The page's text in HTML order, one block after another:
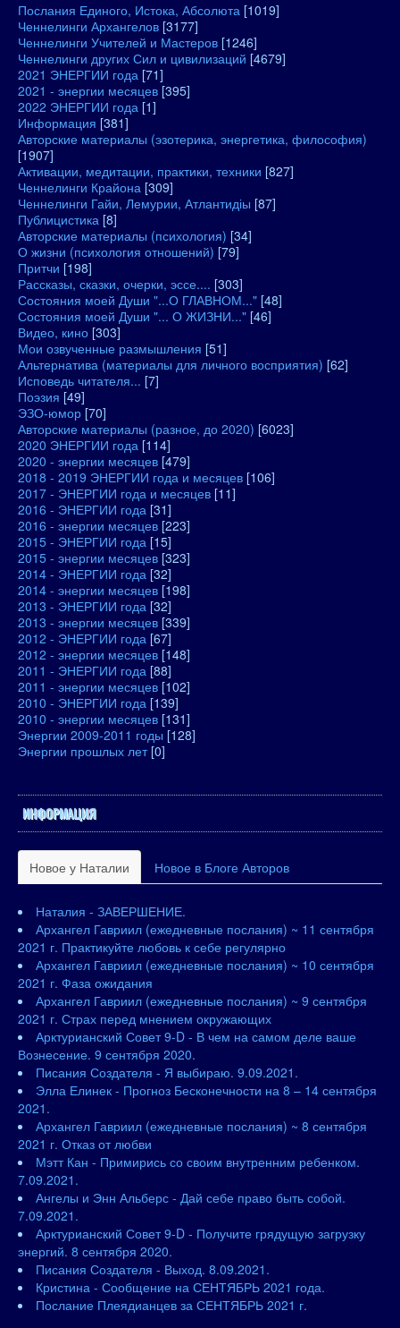
Послания Единого, Истока, Абсолюта [1019]
Ченнелинги Архангелов [3177]
Ченнелинги Учителей и Мастеров [1246]
Ченнелинги других Сил и цивилизаций [4679]
2021 ЭНЕРГИИ года [71]
2021 - энергии месяцев [395]
2022 ЭНЕРГИИ года [1]
Информация [381]
Авторские материалы (эзотерика, энергетика, философия)
[1907]
Активации, медитации, практики, техники [827]
Ченнелинги Крайона [309]
Ченнелинги Гайи, Лемурии, Атлантидіы [87]
Публицистика [8]
Авторские материалы (психология) [34]
О жизни (психология отношений) [79]
Притчи [198]
Рассказы, сказки, очерки, эссе.... [303]
Состояния моей Души "...О ГЛАВНОМ..." [48]
Состояния моей Души "... О ЖИЗНИ..." [46]
Видео, кино [303]
Мои озвученные размышления [51]
Альтернатива (материалы для личного восприятия) [62]
Исповедь читателя... [7]
Поэзия [49]
ЭЗО-юмор [70]
Авторские материалы (разное, до 2020) [6023]
2020 ЭНЕРГИИ года [114]
2020 - энергии месяцев [479]
2018 - 2019 ЭНЕРГИИ года и месяцев [106]
2017 - ЭНЕРГИИ года и месяцев [11]
2016 - ЭНЕРГИИ года [31]
2016 - энергии месяцев [223]
2015 - ЭНЕРГИИ года [15]
2015 - энергии месяцев [323]
2014 - ЭНЕРГИИ года [32]
2014 - энергии месяцев [198]
2013 - ЭНЕРГИИ года [32]
2013 - энергии месяцев [339]
2012 - ЭНЕРГИИ года [67]
2012 - энергии месяцев [148]
2011 - ЭНЕРГИИ года [88]
2011 - энергии месяцев [102]
2010 - ЭНЕРГИИ года [139]
2010 - энергии месяцев [131]
Энергии 2009-2011 годы [128]
Энергии прошлых лет [0]
ИНФОРМАЦИЯ
Новое у Наталии Новое в Блоге Авторов
Наталия - ЗАВЕРШЕНИЕ.
Архангел Гавриил (ежедневные послания) ~ 11 сентября
2021 г. Практикуйте любовь к себе регулярно
Архангел Гавриил (ежедневные послания) ~ 10 сентября
2021 г. Фаза ожидания
Архангел Гавриил (ежедневные послания) ~ 9 сентября
2021 г. Страх перед мнением окружающих
Арктурианский Совет 9-D - В чем на самом деле ваше
Вознесение. 9 сентября 2020.
Писания Создателя - Я выбираю. 9.09.2021.
Элла Елинек - Прогноз Бесконечности на 8 – 14 сентября
2021.
Архангел Гавриил (ежедневные послания) ~ 8 сентября
2021 г. Отказ от любви
Мэтт Кан - Примирись со своим внутренним ребенком.
7.09.2021.
Ангелы и Энн Альберс - Дай себе право быть собой.
7.09.2021.
Арктурианский Совет 9-D - Получите грядущую загрузку
энергий. 8 сентября 2020.
Писания Создателя - Выход. 8.09.2021.
Кристина - Сообщение на СЕНТЯБРЬ 2021 года.
Послание Плеядианцев за СЕНТЯБРЬ 2021 г.